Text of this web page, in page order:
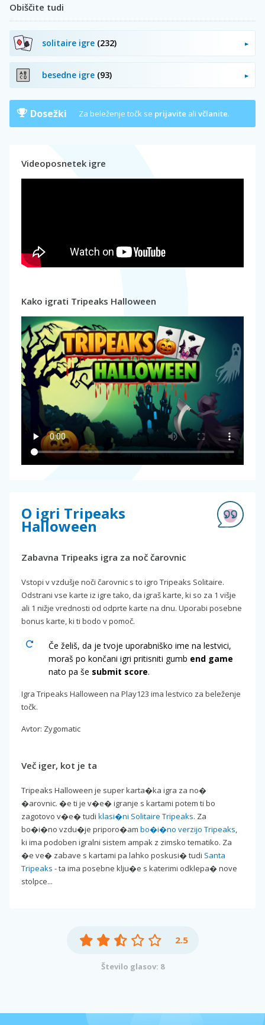
Obiščite tudi
solitaire igre (232)
besedne igre (93)
Dosežki Za beleženje točk se prijavite ali včlanite.
Videoposnetek igre
Kako igrati Tripeaks Halloween
O igri Tripeaks
Halloween
Zabavna Tripeaks igra za noč čarovnic
Vstopi v vzdušje noči čarovnic s to igro Tripeaks Solitaire.
Odstrani vse karte iz igre tako, da igraš karte, ki so za 1 višje
ali 1 nižje vrednosti od odprte karte na dnu. Uporabi posebne
bonus karte, ki ti bodo v pomoč.
Če želiš, da je tvoje uporabniško ime na lestvici,
moraš po končani igri pritisniti gumb end game
nato pa še submit score.
Igra Tripeaks Halloween na Play123 ima lestvico za beleženje
točk.
Avtor: Zygomatic
Več iger, kot je ta
Tripeaks Halloween je super karta�ka igra za no�
�arovnic. �e ti je v�e� igranje s kartami potem ti bo
zagotovo v�e� tudi klasi�ni Solitaire Tripeaks. Za
bo�i�no vzdu�je priporo�am bo�i�no verzijo Tripeaks,
ki ima podoben igralni sistem ampak z zimsko tematiko. Za
�e ve� zabave s kartami pa lahko poskusi� tudi Santa
Tripeaks - ta ima posebne klju�e s katerimi odklepa� nove
stolpce...
2.5
Število glasov: 8